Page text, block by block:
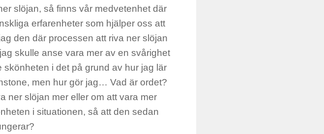
slöjan, så finns vår medvetenhet där
erfarenheter som hjälper oss att
den där processen att riva ner slöjan
skulle anse vara mer av en svårighet
i det på grund av hur jag lär
men hur gör jag… Vad är ordet?
ner slöjan mer eller om att vara mer
i situationen, så att den sedan